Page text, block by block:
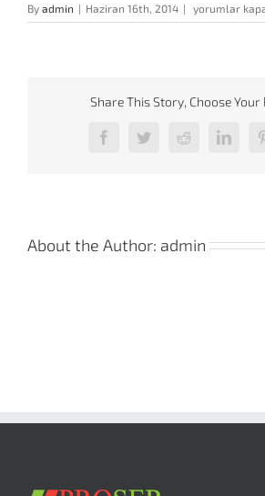
By admin | Haziran 16th, 2014 |
html5-
color
yorumlar
Share This Story, Choose
FacebookTwitterReddit
About the Author: admin